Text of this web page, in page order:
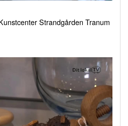
Strandgården Tranum